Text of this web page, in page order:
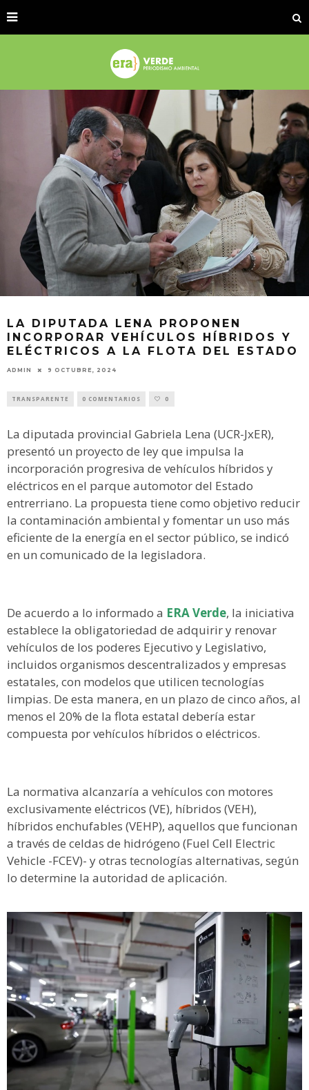
LA DIPUTADA LENA PROPONEN
INCORPORAR VEHÍCULOS HÍBRIDOS Y
ELÉCTRICOS A LA FLOTA DEL ESTADO
ADMIN 9 OCTUBRE, 2024
TRANSPARENTE 0 COMENTARIOS 0
La diputada provincial Gabriela Lena (UCR-JxER),
presentó un proyecto de ley que impulsa la
incorporación progresiva de vehículos híbridos y
eléctricos en el parque automotor del Estado
entrerriano. La propuesta tiene como objetivo reducir
la contaminación ambiental y fomentar un uso más
eficiente de la energía en el sector público, se indicó
en un comunicado de la legisladora.
De acuerdo a lo informado a ERA Verde, la iniciativa
establece la obligatoriedad de adquirir y renovar
vehículos de los poderes Ejecutivo y Legislativo,
incluidos organismos descentralizados y empresas
estatales, con modelos que utilicen tecnologías
limpias. De esta manera, en un plazo de cinco años, al
menos el 20% de la flota estatal debería estar
compuesta por vehículos híbridos o eléctricos.
La normativa alcanzaría a vehículos con motores
exclusivamente eléctricos (VE), híbridos (VEH),
híbridos enchufables (VEHP), aquellos que funcionan
a través de celdas de hidrógeno (Fuel Cell Electric
Vehicle -FCEV)- y otras tecnologías alternativas, según
lo determine la autoridad de aplicación.